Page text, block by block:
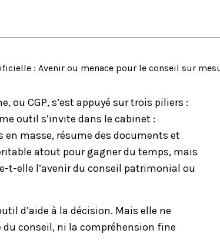
: Avenir ou menace pour le conseil sur
CGP, s’est appuyé sur trois piliers :
outil s’invite dans le cabinet :
masse, résume des documents et
atout pour gagner du temps, mais
t-elle l’avenir du conseil patrimonial ou
d’aide à la décision. Mais elle ne
conseil, ni la compréhension fine